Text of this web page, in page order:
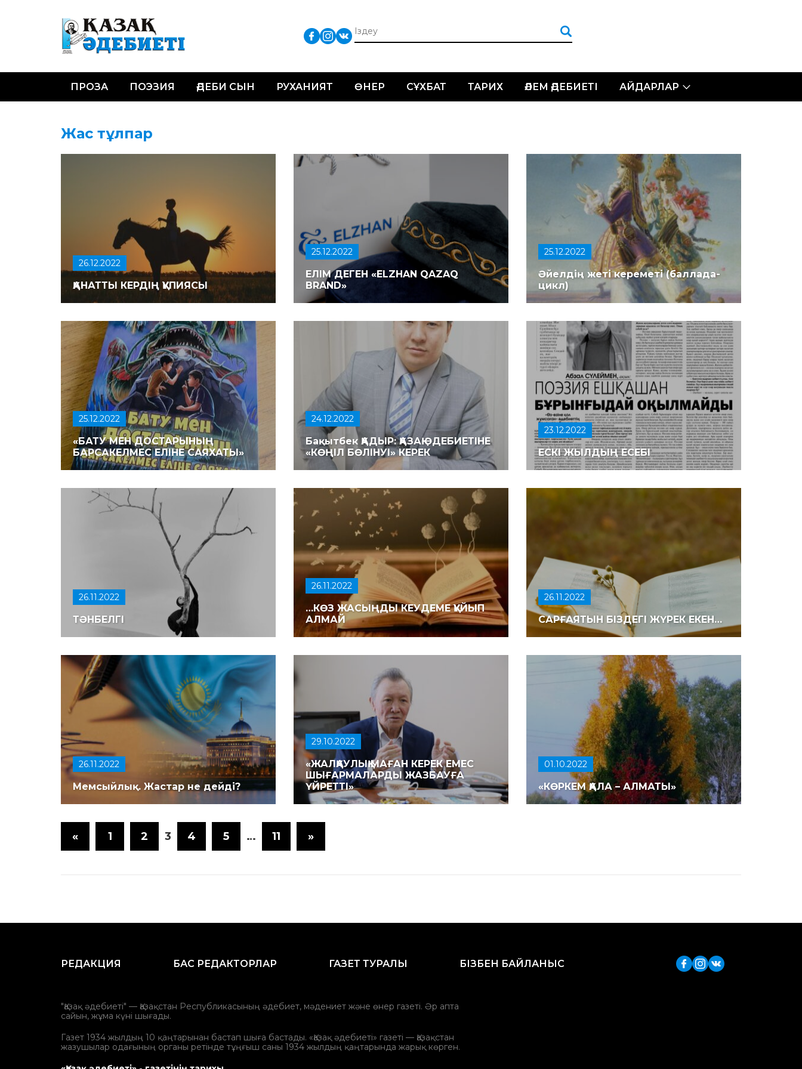
ПРОЗА ПОЭЗИЯ ӘДЕБИ СЫН РУХАНИЯТ ӨНЕР СҰХБАТ ТАРИХ ӘЛЕМ ӘДЕБИЕТІ АЙДАРЛАР
Жас тұлпар
26.12.2022
ҚАНАТ­ТЫ КЕРДІҢ ҚҰПИЯСЫ
25.12.2022
ЕЛІМ ДЕГЕН «ELZHAN QAZAQ
BRAND»
25.12.2022
Әйелдің жеті кереметі (баллада-
цикл)
25.12.2022
«БАТУ МЕН ДОСТАРЫНЫҢ
БАРСАКЕЛМЕС ЕЛІНЕ САЯХАТЫ»
24.12.2022
Бақытбек ҚАДЫР: ҚАЗАҚ ӘДЕБИЕТІНЕ
«КӨҢІЛ БӨЛІНУІ» КЕРЕК
23.12.2022
ЕСКІ ЖЫЛДЫҢ ЕСЕБІ
26.11.2022
ТӘНБЕЛГІ
26.11.2022
…КӨЗ ЖАСЫҢДЫ КЕУДЕМЕ ҚҰЙЫП
АЛМАЙ
26.11.2022
САРҒАЯТЫН БІЗДЕГІ ЖҮРЕК ЕКЕН…
26.11.2022
Мемсыйлық. Жастар не дейді?
29.10.2022
«ЖАЛҚАУЛЫҚ МАҒАН КЕРЕК ЕМЕС
ШЫҒАРМАЛАРДЫ ЖАЗБАУҒА
ҮЙРЕТ­ТІ»
01.10.2022
«КӨРКЕМ ҚАЛА – АЛМАТЫ»
« 1 2 3 4 5 … 11 »
РЕДАКЦИЯ БАС РЕДАКТОРЛАР ГАЗЕТ ТУРАЛЫ БІЗБЕН БАЙЛАНЫС
"Қазақ әдебиеті" — Қазақстан Республикасының әдебиет, мәдениет және өнер газеті. Әр апта
сайын, жұма күні шығады.
Газет 1934 жылдың 10 қаңтарынан бастап шыға бастады. «Қазақ әдебиеті» газеті — Қазақстан
жазушылар одағының органы ретінде тұңғыш саны 1934 жылдың қаңтарында жарық көрген.